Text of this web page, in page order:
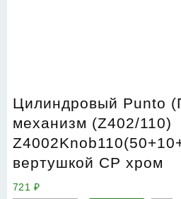
Цилиндровый Punto
механизм (Z402/110)
вертушкой CP хром
721₽